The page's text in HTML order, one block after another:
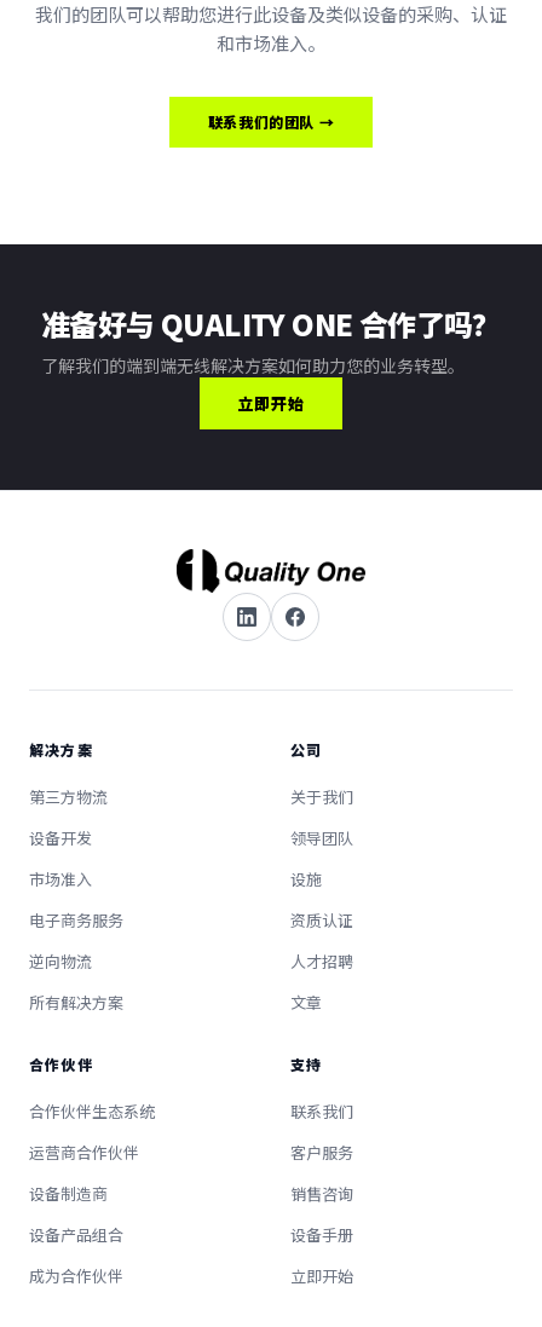
我们的团队可以帮助您进行此设备及类似设备的采购、认证
和市场准入。
联系我们的团队 →
准备好与 QUALITY ONE 合作了吗？
了解我们的端到端无线解决方案如何助力您的业务转型。
立即开始
解决方案
第三方物流
设备开发
市场准入
电子商务服务
逆向物流
所有解决方案
公司
关于我们
领导团队
设施
资质认证
人才招聘
文章
合作伙伴
合作伙伴生态系统
运营商合作伙伴
设备制造商
设备产品组合
成为合作伙伴
支持
联系我们
客户服务
销售咨询
设备手册
立即开始